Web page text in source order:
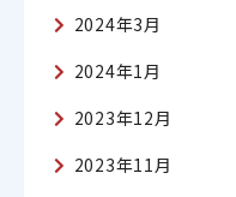
2024年3月
2024年1月
2023年12月
2023年11月